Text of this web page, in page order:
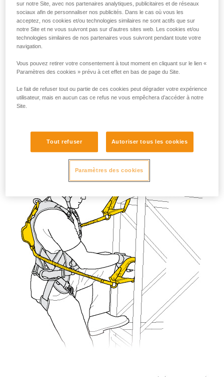
Avec une longe en Y connectée au point dorsal, si
l'utilisateur passe les brins de longe sous les bras pour
utiliser les connecteurs devant lui, il peut se trouver dans
une position empêchant le fonctionnement de l'absorbeur
d'énergie.
Remarque : le cas peut également se présenter si la longe
est connectée au point sternal du harnais et utilisée derrière
sur notre Site, avec nos partenaires analytiques, publicitaires et de réseaux
sociaux afin de personnaliser nos publicités. Dans le cas où vous les
acceptez, nos cookies et/ou technologies similaires ne sont actifs que sur
notre Site et ne vous suivront pas sur d’autres sites web. Les cookies et/ou
technologies similaires de nos partenaires vous suivront pendant toute votre
navigation.
Vous pouvez retirer votre consentement à tout moment en cliquant sur le lien «
Paramètres des cookies » prévu à cet effet en bas de page du Site.
Le fait de refuser tout ou partie de ces cookies peut dégrader votre expérience
utilisateur, mais en aucun cas ce refus ne vous empêchera d’accéder à notre
Site.
Tout refuser Autoriser tous les cookies
Paramètres des cookies